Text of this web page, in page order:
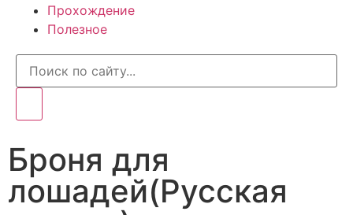
Прохождение
Полезное
Броня для
лошадей(Русская